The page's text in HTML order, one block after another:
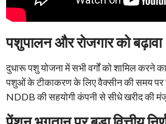
पशुपालन और रोजगार को बढ़ावा
दुधारू पशु योजना में सभी वर्गों को शामिल करने
पशुओं के टीकाकरण के लिए वैक्सीन की समय पर
NDDB की सहयोगी कंपनी से सीधे खरीद की